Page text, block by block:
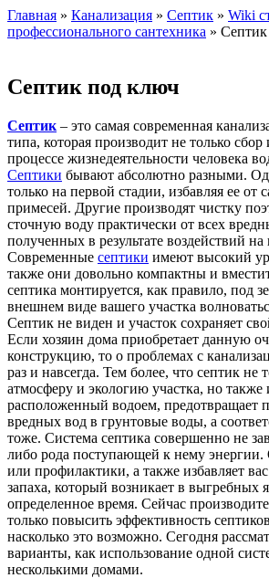
Главная » Канализация » Септик » Wiki
профессионального сантехника »
Септик под ключ
Септик – это самая современная
типа, которая производит не только
процессе жизнедеятельности человека
Септики бывают абсолютно разными.
только на первой стадии, избавляя ее от
примесей. Другие производят чистку
сточную воду практически от всех
полученных в результате воздействий на
Современные септики имеют высокий
также они довольно компактны и
септика монтируется, как правило, под
внешнем виде вашего участка
Септик не виден и участок сохраняет
Если хозяин дома приобретает данную
конструкцию, то о проблемах с
раз и навсегда. Тем более, что септик не
атмосферу и экологию участка, но
расположенный водоем, предотвращает
вредных вод в грунтовые воды, а
тоже. Система септика совершенно не
либо рода поступающей к нему энергии.
или профилактики, а также избавляет
запаха, который возникает в выгребных
определенное время. Сейчас
только повысить эффективность
насколько это возможно. Сегодня
варианты, как использование одной
несколькими домами.